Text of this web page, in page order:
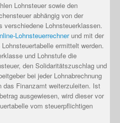
Lohnsteuer sowie den
abhängig von der
Lohnsteuerklassen.
Lohnsteuerrechnerund mit der
ermittelt werden.
und Lohnstufe die
den Solidaritätszuschlag und
bei jeder Lohnabrechnung
Finanzamt weiterzuleiten. Ist
ausgewiesen, wird dieser vor
vom steuerpflichtigen